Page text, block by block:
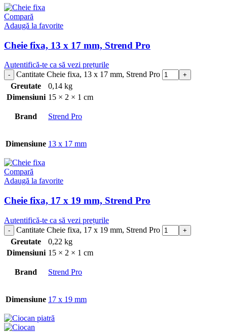
Compară
Adaugă la favorite
Cheie fixa, 13 x 17 mm, Strend Pro
Autentifică-te ca să vezi prețurile
Cantitate Cheie fixa, 13 x 17 mm, Strend Pro
Greutate
0,14 kg
Dimensiuni 15 × 2 × 1 cm
Brand Strend Pro
Dimensiune 13 x 17 mm
Compară
Adaugă la favorite
Cheie fixa, 17 x 19 mm, Strend Pro
Autentifică-te ca să vezi prețurile
Cantitate Cheie fixa, 17 x 19 mm, Strend Pro
Greutate
0,22 kg
Dimensiuni 15 × 2 × 1 cm
Brand Strend Pro
Dimensiune 17 x 19 mm